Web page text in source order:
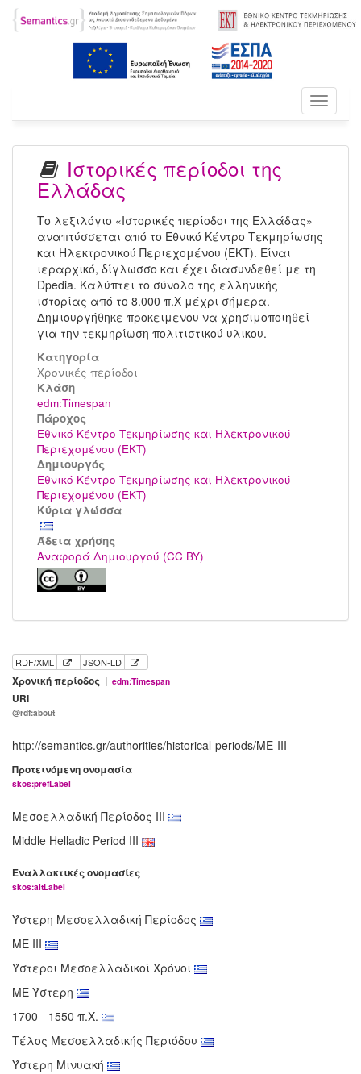
Toggle
Ιστορικές περίοδοι της
Ελλάδας
Το λεξιλόγιο «Ιστορικές περίοδοι της Ελλάδας»
αναπτύσσεται από το Εθνικό Κέντρο Τεκμηρίωσης
και Ηλεκτρονικού Περιεχομένου (ΕΚΤ). Είναι
ιεραρχικό, δίγλωσσο και έχει διασυνδεθεί με τη
Dpedia. Καλύπτει το σύνολο της ελληνικής
ιστορίας από το 8.000 π.Χ μέχρι σήμερα.
Δημιουργήθηκε προκειμενου να χρησιμοποιηθεί
για την τεκμηρίωση πολιτιστικού υλικου.
Κατηγορία
Χρονικές περίοδοι
Kλάση
edm:Timespan
Πάροχος
Εθνικό Κέντρο Τεκμηρίωσης και Ηλεκτρονικού
Περιεχομένου (ΕΚΤ)
Δημιουργός
Εθνικό Κέντρο Τεκμηρίωσης και Ηλεκτρονικού
Περιεχομένου (ΕΚΤ)
Κύρια γλώσσα
Άδεια χρήσης
Αναφορά Δημιουργού (CC BY)
RDF/XML JSON-LD
Χρονική περίοδος | edm:Timespan
URI
@rdf:about
http://semantics.gr/authorities/historical-periods/ME-III
Προτεινόμενη ονομασία
skos:prefLabel
Μεσοελλαδική Περίοδος ΙΙΙ
Middle Helladic Period III
Εναλλακτικές ονομασίες
skos:altLabel
Ύστερη Μεσοελλαδική Περίοδος
ΜΕ ΙΙΙ
Ύστεροι Μεσοελλαδικοί Χρόνοι
ΜΕ Ύστερη
1700 - 1550 π.Χ.
Τέλος Μεσοελλαδικής Περιόδου
Ύστερη Μινυακή